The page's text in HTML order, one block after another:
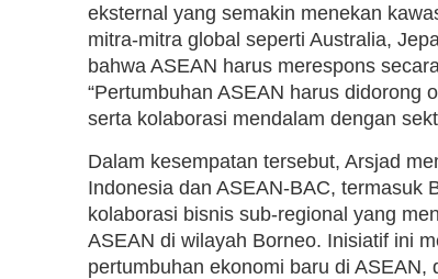
eksternal yang semakin menekan
mitra-mitra global seperti Australia,
bahwa ASEAN harus merespons
“Pertumbuhan ASEAN harus didorong
serta kolaborasi mendalam dengan
Dalam kesempatan tersebut, Arsjad
Indonesia dan ASEAN-BAC, termasuk
kolaborasi bisnis sub-regional yang
ASEAN di wilayah Borneo. Inisiatif ini
pertumbuhan ekonomi baru di